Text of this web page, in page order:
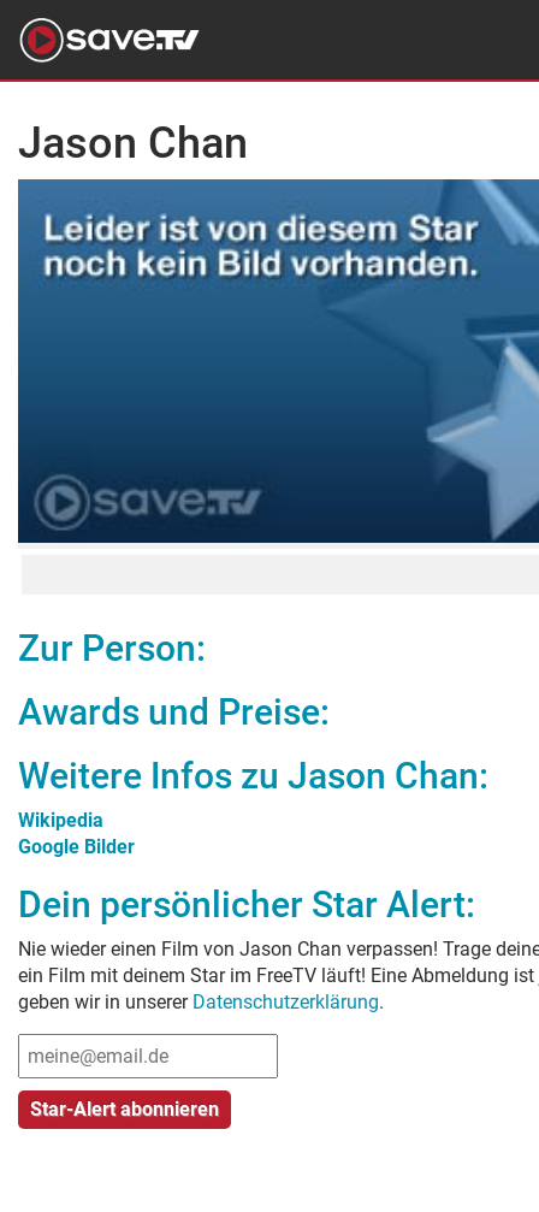
Jason Chan
Zur Person:
Awards und Preise:
Weitere Infos zu Jason Chan:
Wikipedia
Google Bilder
Dein persönlicher Star Alert:
Nie wieder einen Film von Jason Chan verpassen! Trage
ein Film mit deinem Star im FreeTV läuft! Eine Abmeldung
geben wir in unserer Datenschutzerklärung.